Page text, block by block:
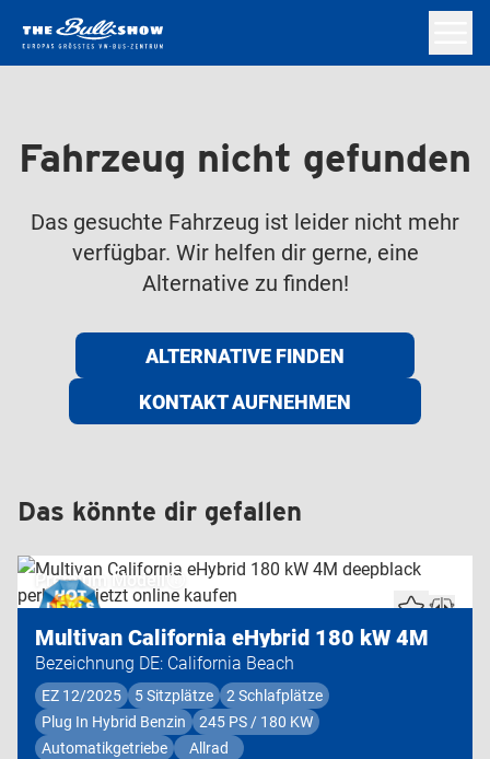
Fahrzeug nicht gefunden
Das gesuchte Fahrzeug ist leider nicht mehr
verfügbar. Wir helfen dir gerne, eine
Alternative zu finden!
ALTERNATIVE FINDEN
KONTAKT AUFNEHMEN
Das könnte dir gefallen
Premium Modell
Multivan California eHybrid 180 kW 4M
Bezeichnung DE: California Beach
EZ 12/2025 5 Sitzplätze
2 Schlafplätze
Plug In Hybrid Benzin
245 PS / 180 KW
Automatikgetriebe
Allrad